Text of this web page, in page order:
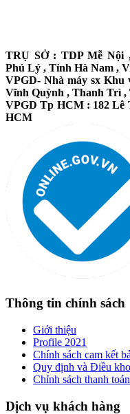
TRỤ SỞ : TDP Mễ Nội
Phủ Lý , Tỉnh Hà Nam ,
VPGD- Nhà máy sx
Vĩnh Quỳnh , Thanh Trì ,
VPGD Tp HCM : 182 Lê
HCM
Thông tin chính sách
Giới thiệu
Profile 2021
Chính sách cam kết
Quy định và Điều
Chính sách thanh toán
Dịch vụ khách hàng